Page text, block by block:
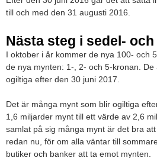
till och med den 31 augusti 2016.
Nästa steg i sedel-
I oktober i år kommer de nya 100- och
de nya mynten: 1-, 2- och 5-kronan.
ogiltiga efter den 30 juni 2017.
Det är många mynt som blir ogiltiga
1,6 miljarder mynt till ett värde av 2,6
samlat på sig många mynt är det bra
redan nu, för om alla väntar till
butiker och banker att ta emot mynten.